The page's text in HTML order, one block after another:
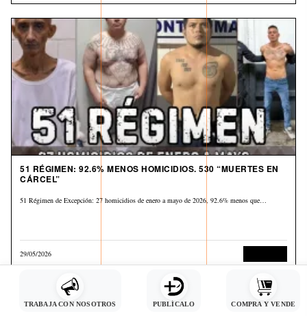
51 RÉGIMEN: 92.6% MENOS HOMICIDIOS. 530 “MUERTES EN
CÁRCEL”
51 Régimen de Excepción: 27 homicidios de enero a mayo de 2026, 92.6% menos que…
29/05/2026
TRABAJA CON NOSOTROS PUBLÍCALO COMPRA Y VENDE